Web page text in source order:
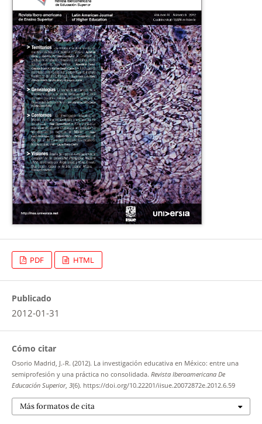
PDF HTML
Publicado
2012-01-31
Cómo citar
Osorio Madrid, J.-R. (2012). La investigación educativa en México: entre una
semiprofesión y una práctica no consolidada. Revista Iberoamericana De
Educación Superior, 3(6). https://doi.org/10.22201/iisue.20072872e.2012.6.59
Más formatos de cita